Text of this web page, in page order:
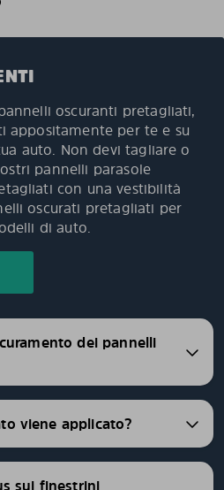
oscuranti pretagliati,
appositamente per te e su
auto. Non devi tagliare o
pannelli parasole
con una vestibilità
oscurati pretagliati per
di auto.
dei pannelli
viene applicato?
sui finestrini